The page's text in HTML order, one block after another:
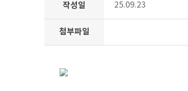
작성일 25.09.23
첨부파일